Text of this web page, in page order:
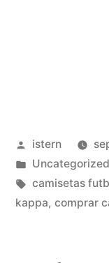
Publicado
por
istern
Publicado
en
Uncategorized
Etiquetas:
camisetas
kappa, comprar